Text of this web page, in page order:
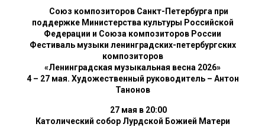
Союз композиторов Санкт-Петербурга при
поддержке Министерства культуры Российской
Федерации и Союза композиторов России
Фестиваль музыки ленинградских-петербургских
композиторов
«Ленинградская музыкальная весна 2026»
4 – 27 мая. Художественный руководитель – Антон
Танонов
27 мая в 20:00
Католический собор Лурдской Божией Матери